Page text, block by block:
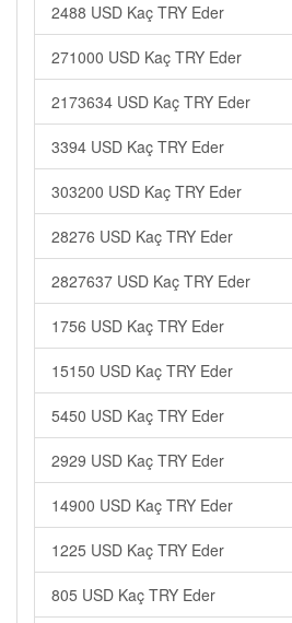
2488 USD Kaç TRY Eder
271000 USD Kaç TRY Eder
2173634 USD Kaç TRY Eder
3394 USD Kaç TRY Eder
303200 USD Kaç TRY Eder
28276 USD Kaç TRY Eder
2827637 USD Kaç TRY Eder
1756 USD Kaç TRY Eder
15150 USD Kaç TRY Eder
5450 USD Kaç TRY Eder
2929 USD Kaç TRY Eder
14900 USD Kaç TRY Eder
1225 USD Kaç TRY Eder
805 USD Kaç TRY Eder